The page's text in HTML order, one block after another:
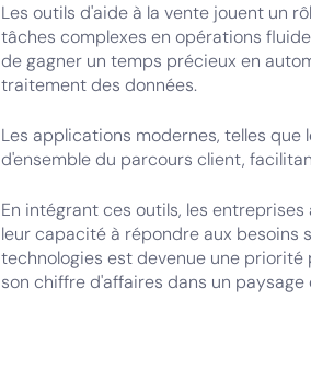
Les outils d'aide à la vente jouent un
tâches complexes en opérations
de gagner un temps précieux en
traitement des données.
Les applications modernes, telles que
d'ensemble du parcours client,
En intégrant ces outils, les
leur capacité à répondre aux besoins
technologies est devenue une
son chiffre d'affaires dans un